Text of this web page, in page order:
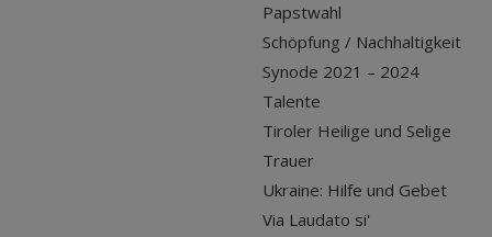
Papstwahl
Schöpfung / Nachhaltigkeit
Synode 2021 – 2024
Talente
Tiroler Heilige und Selige
Trauer
Ukraine: Hilfe und Gebet
Via Laudato si'